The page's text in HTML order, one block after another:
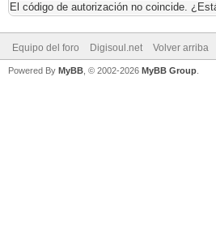
El código de autorización no coincide.
Equipo del foro Digisoul.net Volver arriba
Powered By MyBB , © 2002-2026 MyBB Group